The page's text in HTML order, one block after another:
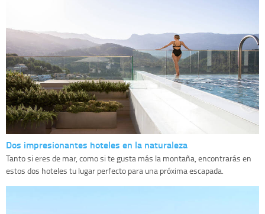
Dos impresionantes hoteles en la naturaleza
Tanto si eres de mar, como si te gusta más la montaña, encontrarás en
estos dos hoteles tu lugar perfecto para una próxima escapada.